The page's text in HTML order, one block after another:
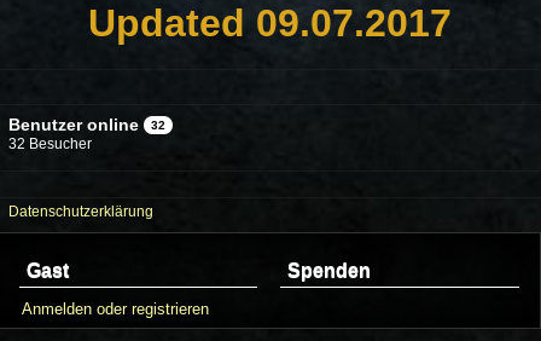
Updated 09.07.2017
Benutzer online 32
32 Besucher
Datenschutzerklärung
Gast
Anmelden oder registrieren
Spenden